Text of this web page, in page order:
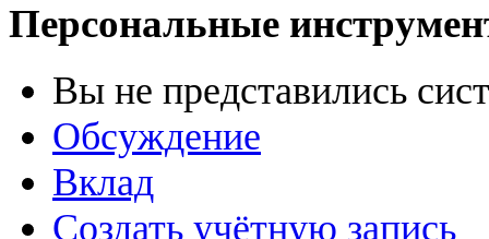
Персональные
Вы не представились
Обсуждение
Вклад
Создать учётную запись